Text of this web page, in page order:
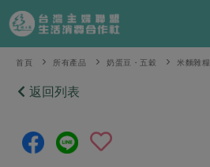
產品分類
當季蔬果
芽苗類
食譜料理
食材
特別企畫
首頁 所有產品 奶蛋豆・五穀 米麵雜糧
返回列表